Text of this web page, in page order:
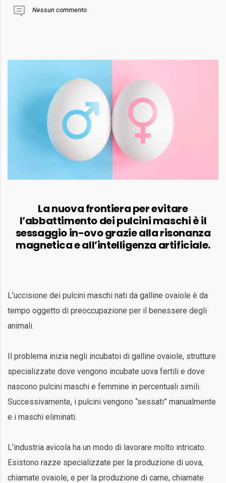
Nessun commento
La nuova frontiera per evitare
l’abbattimento dei pulcini maschi è il
sessaggio in-ovo grazie alla risonanza
magnetica e all’intelligenza artificiale.
L’uccisione dei pulcini maschi nati da galline ovaiole è da
tempo oggetto di preoccupazione per il benessere degli
animali.
Il problema inizia negli incubatoi di galline ovaiole, strutture
specializzate dove vengono incubate uova fertili e dove
nascono pulcini maschi e femmine in percentuali simili.
Successivamente, i pulcini vengono “sessati” manualmente
e i maschi eliminati.
L’industria avicola ha un modo di lavorare molto intricato.
Esistono razze specializzate per la produzione di uova,
chiamate ovaiole, e per la produzione di carne, chiamate